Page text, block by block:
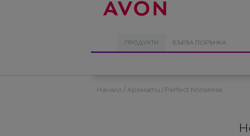
ПРОДУКТИ БЪРЗА ПОРЪЧКА
Начало Аромати Perfect Nonsense